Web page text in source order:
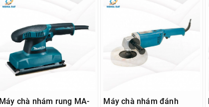
Máy chà nhám rung MA-
Máy chà nhám đánh